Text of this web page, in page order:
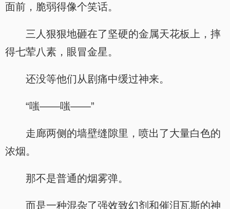
面前，脆弱得像个笑话。
三人狠狠地砸在了坚硬的金属天花板上，摔
得七荤八素，眼冒金星。
还没等他们从剧痛中缓过神来。
“嗤——嗤——”
走廊两侧的墙壁缝隙里，喷出了大量白色的
浓烟。
那不是普通的烟雾弹。
而是一种混杂了强效致幻剂和催泪瓦斯的神